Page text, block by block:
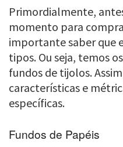
Primordialmente,
momento para
importante saber que
tipos. Ou seja, temos
fundos de tijolos.
características e
específicas.
Fundos de Papéis